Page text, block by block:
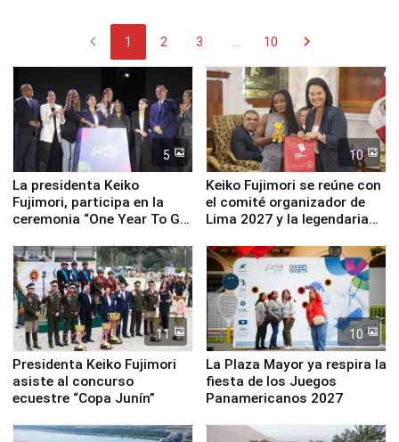
chevron_left 1 2 3 10 chevron_right
5
La presidenta Keiko
Fujimori, participa en la
ceremonia “One Year To Go
10
Keiko Fujimori se reúne con
el comité organizador de
Lima 2027 y la legendaria
11
Presidenta Keiko Fujimori
asiste al concurso
ecuestre “Copa Junín”
10
La Plaza Mayor ya respira la
fiesta de los Juegos
Panamericanos 2027